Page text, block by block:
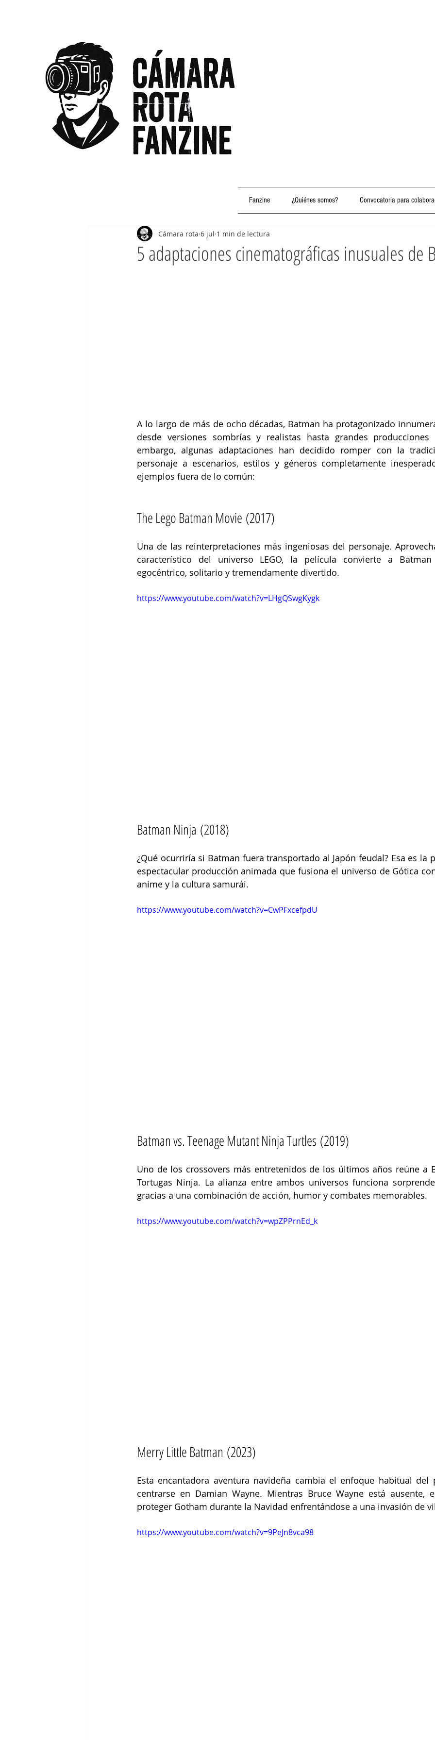
Fanzine ¿Quiénes somos? Convocatoria para
5 adaptaciones cinematográficas inusuales de
Cámara rota 6 jul 1 min de lectura
A lo largo de más de ocho décadas, Batman ha protagonizado
desde versiones sombrías y realistas hasta grandes producciones
embargo, algunas adaptaciones han decidido romper con la
personaje a escenarios, estilos y géneros completamente
ejemplos fuera de lo común:
The Lego Batman Movie (2017)
Una de las reinterpretaciones más ingeniosas del personaje.
característico del universo LEGO, la película convierte a
egocéntrico, solitario y tremendamente divertido.
https://www.youtube.com/watch?v=LHgQSwgKygk
Batman Ninja (2018)
¿Qué ocurriría si Batman fuera transportado al Japón feudal? Esa es la
espectacular producción animada que fusiona el universo de Gótica
anime y la cultura samurái.
https://www.youtube.com/watch?v=CwPFxcefpdU
Batman vs. Teenage Mutant Ninja Turtles (2019)
Uno de los crossovers más entretenidos de los últimos años reúne a
Tortugas Ninja. La alianza entre ambos universos funciona
gracias a una combinación de acción, humor y combates memorables.
https://www.youtube.com/watch?v=wpZPPrnEd_k
Merry Little Batman (2023)
Esta encantadora aventura navideña cambia el enfoque habitual del
centrarse en Damian Wayne. Mientras Bruce Wayne está ausente,
proteger Gotham durante la Navidad enfrentándose a una invasión de
https://www.youtube.com/watch?v=9PeJn8vca98